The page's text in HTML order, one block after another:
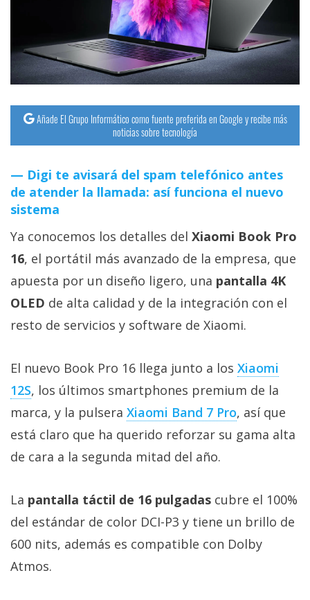
Operadores
Trucos
y
Tutoriales
Sistemas
operativos
Profesional
+
Más
Sorteos
Foros
Contacto
Sobre
nosotros
/
Publicidad
/
Añade El Grupo Informático como fuente preferida en Google y recibe más
noticias sobre tecnología
Digi te avisará del spam telefónico antes
de atender la llamada: así funciona el nuevo
sistema
Ya conocemos los detalles del Xiaomi Book Pro
16, el portátil más avanzado de la empresa, que
apuesta por un diseño ligero, una pantalla 4K
OLED de alta calidad y de la integración con el
resto de servicios y software de Xiaomi.
El nuevo Book Pro 16 llega junto a los Xiaomi
12S, los últimos smartphones premium de la
marca, y la pulsera Xiaomi Band 7 Pro, así que
está claro que ha querido reforzar su gama alta
de cara a la segunda mitad del año.
La pantalla táctil de 16 pulgadas cubre el 100%
del estándar de color DCI-P3 y tiene un brillo de
600 nits, además es compatible con Dolby
Atmos.